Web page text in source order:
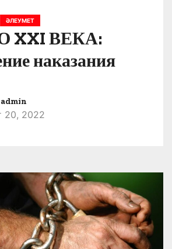
ӘЛЕУМЕТ
XXI ВЕКА:
наказания
admin
20, 2022